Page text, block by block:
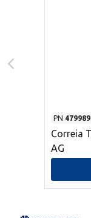
PN
Correia
AG